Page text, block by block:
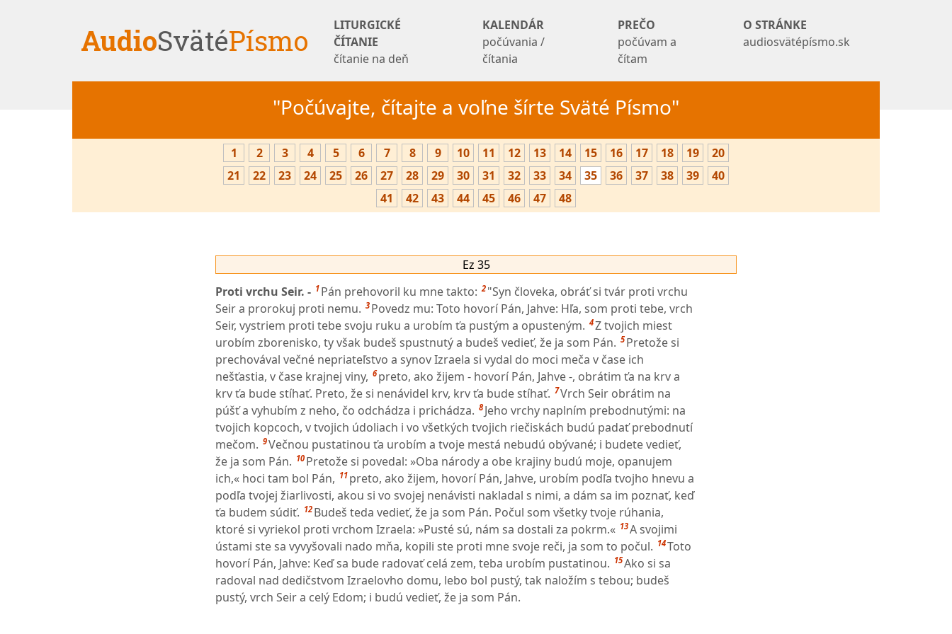
AudioSvätéPísmo
LITURGICKÉ
ČÍTANIE
čítanie na deň
KALENDÁR
počúvania /
čítania
PREČO
počúvam a
čítam
O STRÁNKE
audiosvätépísmo.sk
"Počúvajte, čítajte a voľne šírte Sväté Písmo"
1 2 3 4 5 6 7 8 9 10 11 12 13 14 15 16 17 18 19
20
21
22 23 24 25 26 27 28 29 30 31 32 33 34 35 36 37 38 39
40
41
42 43 44 45 46 47 48
Ez 35
Proti vrchu Seir. - 1 Pán prehovoril ku mne takto: 2 "Syn človeka, obráť si tvár proti vrchu
Seir a prorokuj proti nemu. 3 Povedz mu: Toto hovorí Pán, Jahve: Hľa, som proti tebe, vrch
Seir, vystriem proti tebe svoju ruku a urobím ťa pustým a opusteným. 4Z tvojich miest
urobím zborenisko, ty však budeš spustnutý a budeš vedieť, že ja som Pán. 5 Pretože si
prechovával večné nepriateľstvo a synov Izraela si vydal do moci meča v čase ich
nešťastia, v čase krajnej viny, 6 preto, ako žijem - hovorí Pán, Jahve -, obrátim ťa na krv a
krv ťa bude stíhať. Preto, že si nenávidel krv, krv ťa bude stíhať. 7Vrch Seir obrátim na
púšť a vyhubím z neho, čo odchádza i prichádza. 8 Jeho vrchy naplním prebodnutými: na
tvojich kopcoch, v tvojich údoliach i vo všetkých tvojich riečiskách budú padať prebodnutí
mečom. 9Večnou pustatinou ťa urobím a tvoje mestá nebudú obývané; i budete vedieť,
že ja som Pán. 10 Pretože si povedal: »Oba národy a obe krajiny budú moje, opanujem
ich,« hoci tam bol Pán, 11 preto, ako žijem, hovorí Pán, Jahve, urobím podľa tvojho hnevu a
podľa tvojej žiarlivosti, akou si vo svojej nenávisti nakladal s nimi, a dám sa im poznať, keď
ťa budem súdiť. 12 Budeš teda vedieť, že ja som Pán. Počul som všetky tvoje rúhania,
ktoré si vyriekol proti vrchom Izraela: »Pusté sú, nám sa dostali za pokrm.« 13A svojimi
ústami ste sa vyvyšovali nado mňa, kopili ste proti mne svoje reči, ja som to počul. 14Toto
hovorí Pán, Jahve: Keď sa bude radovať celá zem, teba urobím pustatinou. 15Ako si sa
radoval nad dedičstvom Izraelovho domu, lebo bol pustý, tak naložím s tebou; budeš
pustý, vrch Seir a celý Edom; i budú vedieť, že ja som Pán.